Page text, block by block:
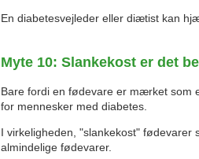
En diabetesvejleder eller diætist kan
Myte 10: Slankekost er det
Bare fordi en fødevare er mærket som
for mennesker med diabetes.
I virkeligheden, "slankekost"
almindelige fødevarer.